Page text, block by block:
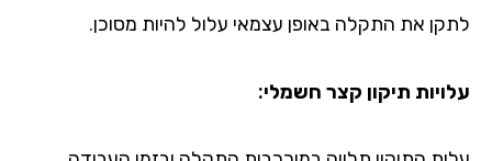
את התקלה באופן עצמאי עלול להיות מסוכן.
תיקון קצר חשמלי: